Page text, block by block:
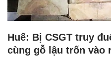
Huế: Bị CSGT truy
cùng gỗ lậu trốn vào